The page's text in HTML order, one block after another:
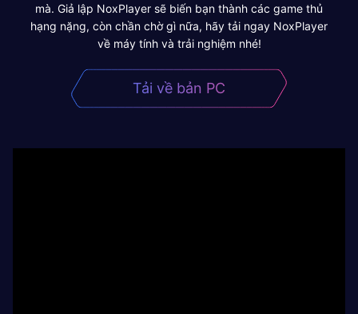
mà. Giả lập NoxPlayer sẽ biến bạn thành các game thủ
hạng nặng, còn chần chờ gì nữa, hãy tải ngay NoxPlayer
về máy tính và trải nghiệm nhé!
Tải về bản PC